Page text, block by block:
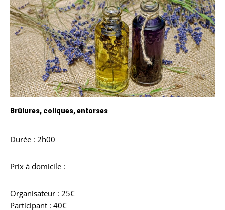
Brûlures, coliques, entorses
Durée : 2h00
Prix à domicile :
Organisateur : 25€
Participant : 40€